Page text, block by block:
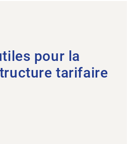
pour la
tarifaire